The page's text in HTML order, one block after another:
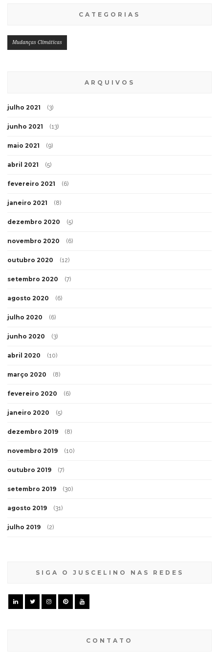
CATEGORIAS
Mudanças Climáticas
ARQUIVOS
julho 2021 (3)
junho 2021 (13)
maio 2021 (9)
abril 2021 (5)
fevereiro 2021 (6)
janeiro 2021 (8)
dezembro 2020 (5)
novembro 2020 (6)
outubro 2020 (12)
setembro 2020 (7)
agosto 2020 (6)
julho 2020 (6)
junho 2020 (3)
abril 2020 (10)
março 2020 (8)
fevereiro 2020 (6)
janeiro 2020 (5)
dezembro 2019 (8)
novembro 2019 (10)
outubro 2019 (7)
setembro 2019 (30)
agosto 2019 (31)
julho 2019 (2)
SIGA O JUSCELINO NAS REDES
CONTATO